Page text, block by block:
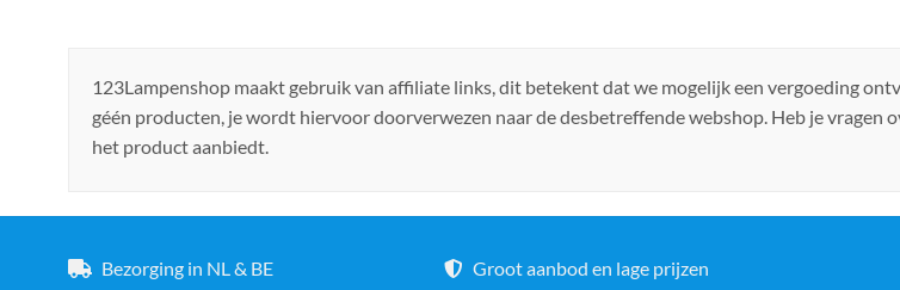
123Lampenshop maakt gebruik van affiliate links, dit betekent dat we mogelijk een vergoeding
géén producten, je wordt hiervoor doorverwezen naar de desbetreffende webshop. Heb je
het product aanbiedt.
Bezorging in NL & BE Groot aanbod en lage prijzen